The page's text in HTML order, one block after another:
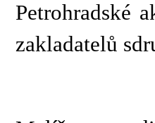
Petrohradské
zakladatelů